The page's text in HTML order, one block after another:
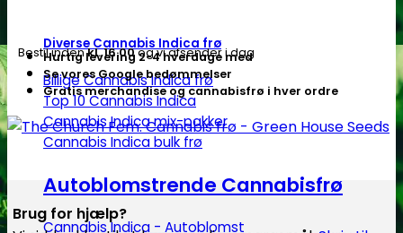
Diverse Cannabis Indica frø
Billige Cannabis Indica frø
Top 10 Cannabis Indica
Cannabis Indica mix-pakker
Cannabis Indica bulk frø
Autoblomstrende Cannabisfrø
Cannabis Indica - Autoblomst
Bestil indenkl. 16.00og vi afsender i dag
Hurtig levering 2-4 hverdage med
Se vores Google bedømmelser
Gratis merchandise og cannabisfrø i hver ordre
Brug for hjælp?